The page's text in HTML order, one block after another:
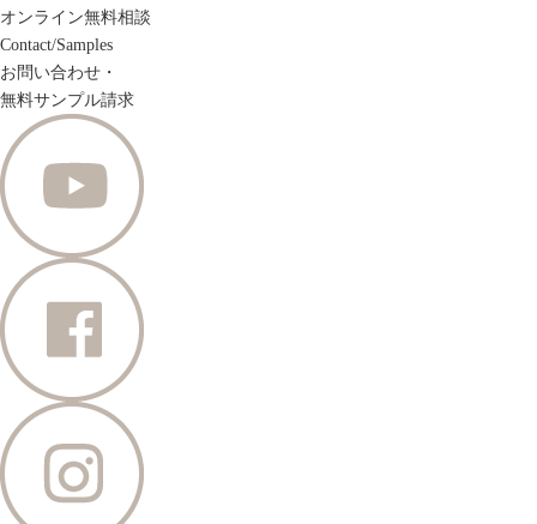
オンライン無料相談
Contact/Samples
お問い合わせ・
無料サンプル請求